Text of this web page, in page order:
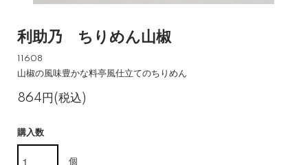
利助乃 ちりめん山椒
11608
山椒の風味豊かな料亭風仕立てのちりめん
864円(税込)
購入数
個